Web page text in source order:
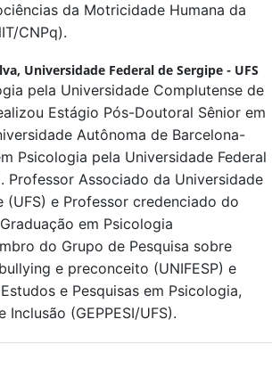
da Motricidade Humana da
CNPq).
Universidade Federal de Sergipe - UFS
pela Universidade Complutense de
Estágio Pós-Doutoral Sênior em
Autônoma de Barcelona-
Psicologia pela Universidade Federal
Professor Associado da Universidade
(UFS) e Professor credenciado do
em Psicologia
do Grupo de Pesquisa sobre
e preconceito (UNIFESP) e
e Pesquisas em Psicologia,
Inclusão (GEPPESI/UFS).